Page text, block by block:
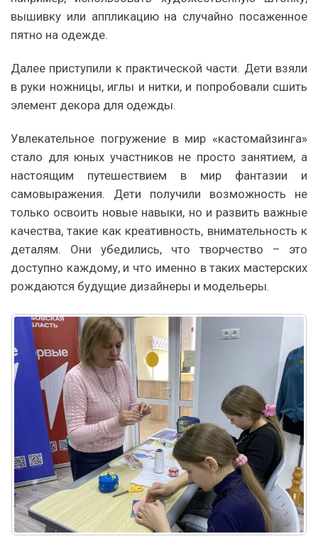
вышивку или аппликацию на случайно посаженное
пятно на одежде.
Далее приступили к практической части. Дети взяли
в руки ножницы, иглы и нитки, и попробовали сшить
элемент декора для одежды.
Увлекательное погружение в мир «кастомайзинга»
стало для юных участников не просто занятием, а
настоящим путешествием в мир фантазии и
самовыражения. Дети получили возможность не
только освоить новые навыки, но и развить важные
качества, такие как креативность, внимательность к
деталям. Они убедились, что творчество – это
доступно каждому, и что именно в таких мастерских
рождаются будущие дизайнеры и модельеры.